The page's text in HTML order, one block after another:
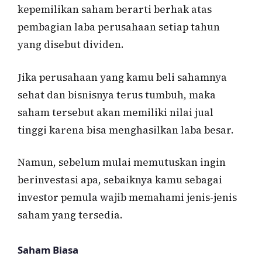
kepemilikan saham berarti berhak atas
pembagian laba perusahaan setiap tahun
yang disebut dividen.
Jika perusahaan yang kamu beli sahamnya
sehat dan bisnisnya terus tumbuh, maka
saham tersebut akan memiliki nilai jual
tinggi karena bisa menghasilkan laba besar.
Namun, sebelum mulai memutuskan ingin
berinvestasi apa, sebaiknya kamu sebagai
investor pemula wajib memahami jenis-jenis
saham yang tersedia.
Saham Biasa